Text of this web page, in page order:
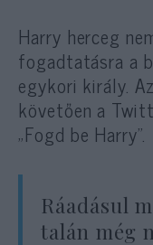
Harry herceg
fogadtatásra a
egykori király.
követően a
„Fogd be Harry”.
Ráadásul
talán még